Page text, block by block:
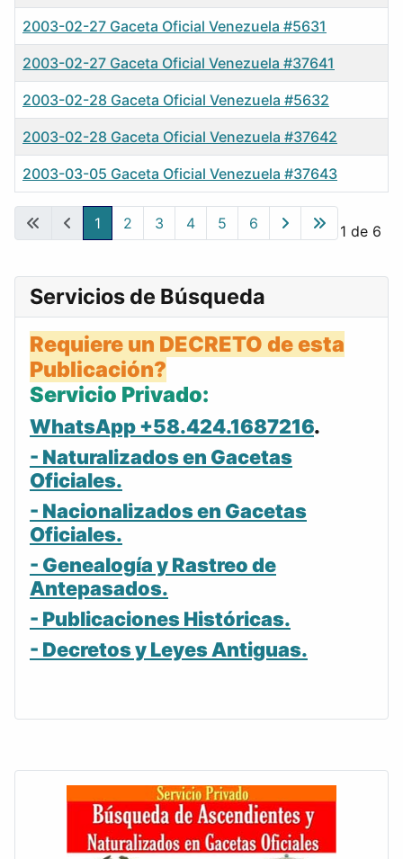
Gacetas
2003-02-27 Gaceta Oficial Venezuela #5631
2003-02-27 Gaceta Oficial Venezuela #37641
2003-02-28 Gaceta Oficial Venezuela #5632
2003-02-28 Gaceta Oficial Venezuela #37642
2003-03-05 Gaceta Oficial Venezuela #37643
Página 1 de 6
1 2 3 4 5 6
Servicios de Búsqueda
Requiere un DECRETO de esta
Publicación?
Servicio Privado:
WhatsApp +58.424.1687216.
- Naturalizados en Gacetas
Oficiales.
- Nacionalizados en Gacetas
Oficiales.
- Genealogía y Rastreo de
Antepasados.
- Publicaciones Históricas.
- Decretos y Leyes Antiguas.